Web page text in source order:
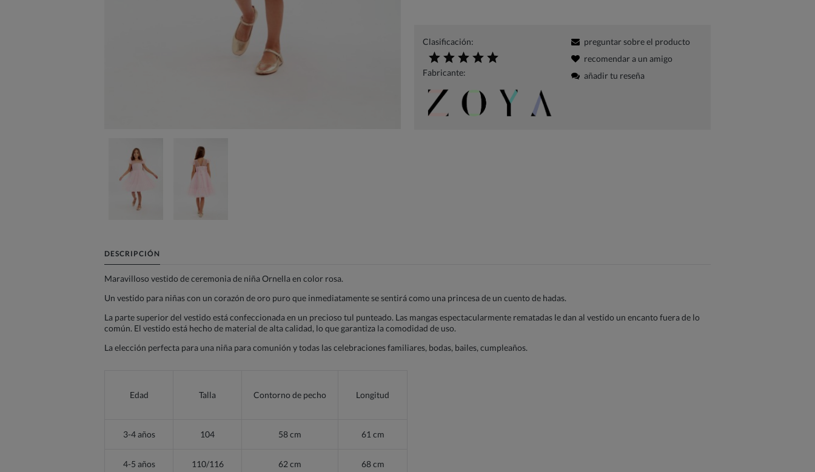
Clasificación:
Fabricante:
preguntar sobre el producto
recomendar a un amigo
añadir tu reseña
DESCRIPCIÓN
Maravilloso vestido de ceremonia de niña Ornella en color rosa.
Un vestido para niñas con un corazón de oro puro que inmediatamente se sentirá como una princesa de un cuento de hadas.
La parte superior del vestido está confeccionada en un precioso tul punteado. Las mangas espectacularmente rematadas le dan al vestido un encanto fuera de lo
común. El vestido está hecho de material de alta calidad, lo que garantiza la comodidad de uso.
La elección perfecta para una niña para comunión y todas las celebraciones familiares, bodas, bailes, cumpleaños.
Edad Talla Contorno de pecho Longitud
3-4 años 104 58 cm 61 cm
4-5 años 110/116 62 cm 68 cm